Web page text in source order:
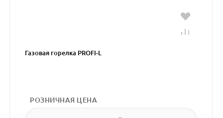
Газовая горелка PROFI-L
РОЗНИЧНАЯ ЦЕНА